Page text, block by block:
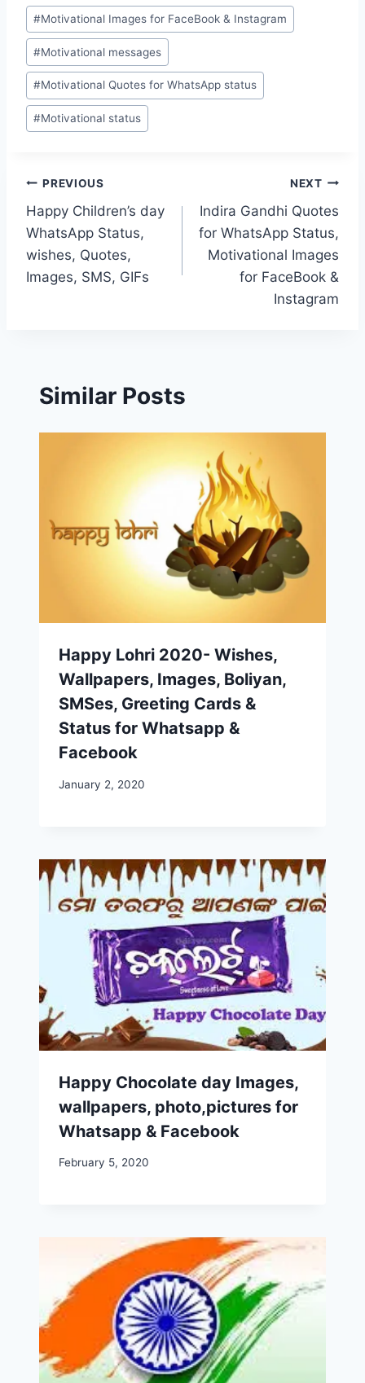
Post
Tags:
#Motivational Images for FaceBook & Instagram
#Motivational messages
#Motivational Quotes for WhatsApp status
#Motivational status
Post
navigation
PREVIOUS
Happy Children’s day
WhatsApp Status,
wishes, Quotes,
Images, SMS, GIFs
NEXT
Indira Gandhi Quotes
for WhatsApp Status,
Motivational Images
for FaceBook &
Instagram
Similar Posts
Happy Lohri 2020- Wishes,
Wallpapers, Images, Boliyan,
SMSes, Greeting Cards &
Status for Whatsapp &
Facebook
January 2, 2020
Happy Chocolate day Images,
wallpapers, photo,pictures for
Whatsapp & Facebook
February 5, 2020